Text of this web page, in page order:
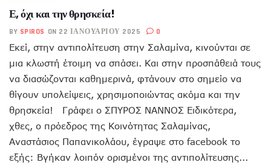
Ε, όχι και την θρησκεία!
BY SPIROS ON 22 ΙΑΝΟΥΑΡΊΟΥ 2025 0
Εκεί, στην αντιπολίτευση στην Σαλαμίνα, κινούνται σε
μια κλωστή έτοιμη να σπάσει. Και στην προσπάθειά τους
να διασώζονται καθημερινά, φτάνουν στο σημείο να
θίγουν υπολείψεις, χρησιμοποιώντας ακόμα και την
θρησκεία! Γράφει ο ΣΠΥΡΟΣ ΝΑΝΝΟΣ Ειδικότερα,
χθες, ο πρόεδρος της Κοινότητας Σαλαμίνας,
Αναστάσιος Παπανικολάου, έγραψε στο facebook το
εξής: Βγήκαν λοιπόν ορισμένοι της αντιπολίτευσης...